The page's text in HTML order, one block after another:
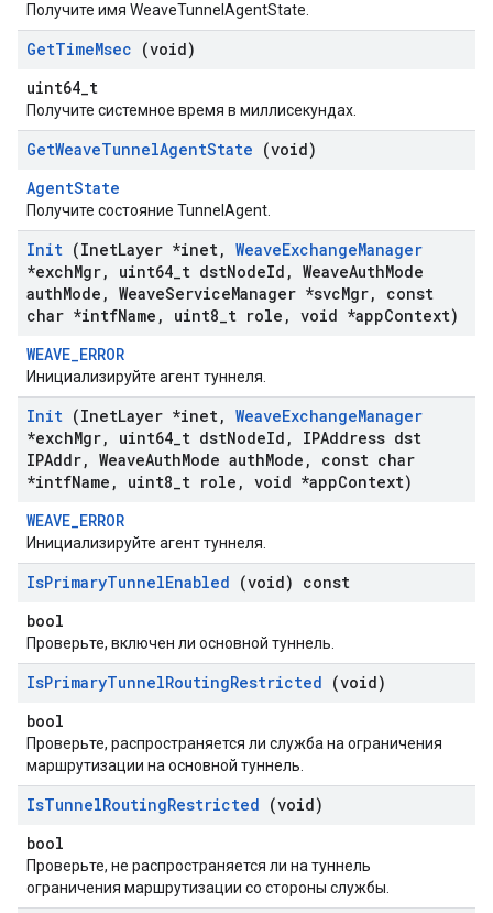
Получите имя WeaveTunnelAgentState.
GetTimeMsec (void)
uint64_t
Получите системное время в миллисекундах.
GetWeaveTunnelAgentState (void)
AgentState
Получите состояние TunnelAgent.
Init (InetLayer *inet, WeaveExchangeManager
*exchMgr, uint64 t dstNodeId , WeaveAuthMode
authMode , WeaveServiceManager *svcMgr,
const
char *intfName , uint8 t role , void *appContext)
WEAVE_ERROR
Инициализируйте агент туннеля.
Init (InetLayer *inet, WeaveExchangeManager
*exchMgr, uint64 t dstNodeId ,
IPAddress dst
IPAddr, WeaveAuthMode authMode ,
const char
*intfName , uint8 t role , void *appContext)
WEAVE_ERROR
Инициализируйте агент туннеля.
IsPrimaryTunnelEnabled (void) const
bool
Проверьте, включен ли основной туннель.
IsPrimaryTunnelRoutingRestricted (void)
bool
Проверьте, распространяется ли служба на ограничения
маршрутизации на основной туннель.
IsTunnelRoutingRestricted (void)
bool
Проверьте, не распространяется ли на туннель
ограничения маршрутизации со стороны службы.